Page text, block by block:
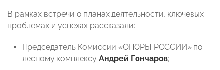
В рамках встречи о планах деятельности, ключевых
проблемах и успехах рассказали:
Председатель Комиссии «ОПОРЫ РОССИИ» по
лесному комплексу Андрей Гончаров;